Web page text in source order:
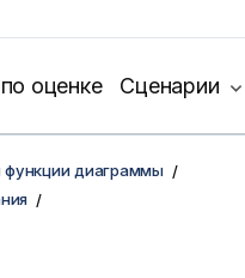
оценке Сценарии
функции диаграммы